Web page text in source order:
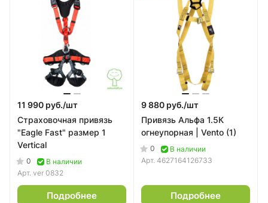
11 990 руб./шт
Страховочная привязь
"Eagle Fast" размер 1
Vertical
0
В наличии
Арт. ver 0832
Подробнее
9 880 руб./шт
Привязь Альфа 1.5К
огнеупорная | Vento (1)
0
В наличии
Арт. 4627164126733
Подробнее